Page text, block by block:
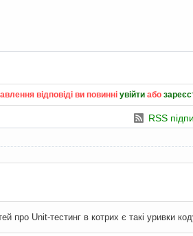
відповіді ви повинні увійти або
RSS
про Unit-тестинг в котрих є такі уривки